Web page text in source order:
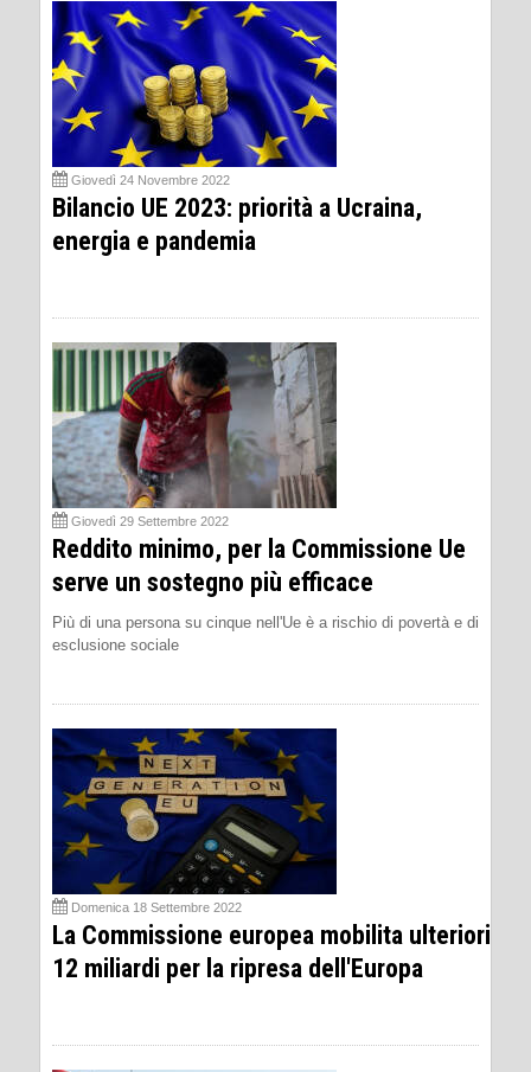
Giovedì 24 Novembre 2022
Bilancio UE 2023: priorità a Ucraina,
energia e pandemia
Giovedì 29 Settembre 2022
Reddito minimo, per la Commissione Ue
serve un sostegno più efficace
Più di una persona su cinque nell'Ue è a rischio di povertà e di
esclusione sociale
Domenica 18 Settembre 2022
La Commissione europea mobilita ulteriori
12 miliardi per la ripresa dell'Europa